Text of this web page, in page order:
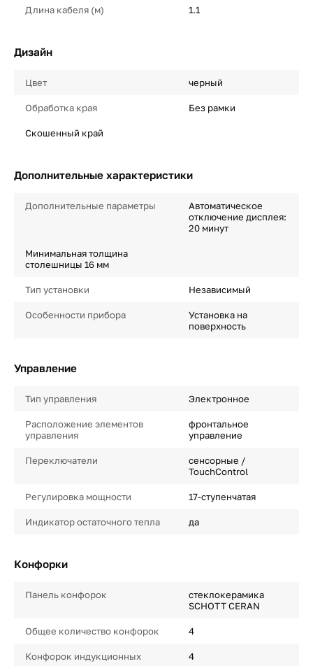
Длина кабеля (м) 1.1
Дизайн
Цвет черный
Обработка края Без рамки
Скошенный край
Дополнительные характеристики
Дополнительные параметры
Автоматическое
отключение дисплея:
20 минут
Минимальная толщина
столешницы 16 мм
Тип установки Независимый
Особенности прибора
Установка на
поверхность
Управление
Тип управления Электронное
Расположение элементов
управления
фронтальное
управление
Переключатели
сенсорные /
TouchControl
Регулировка мощности 17-ступенчатая
Индикатор остаточного тепла да
Конфорки
Панель конфорок
стеклокерамика
SCHOTT CERAN
Общее количество конфорок 4
Конфорок индукционных 4